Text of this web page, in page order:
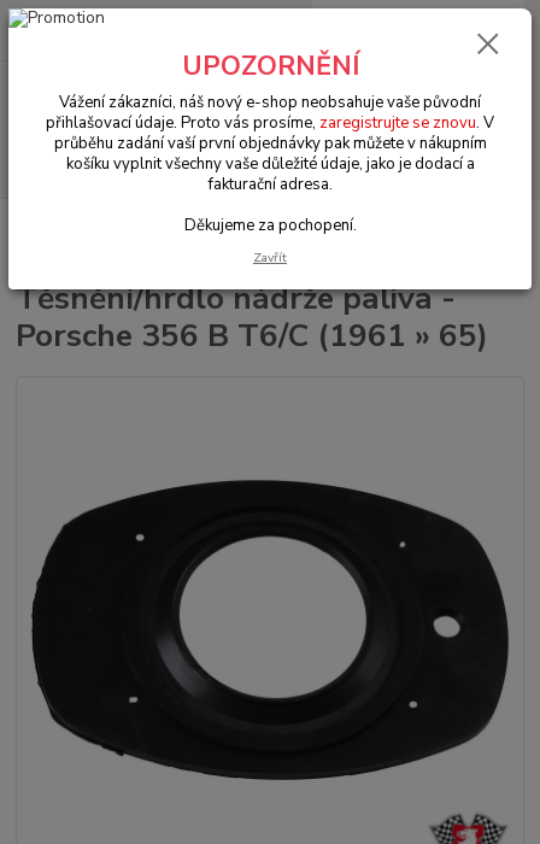
Menu
Hledat
+420 602 330 329
0 Kč
Porsche 356/911/912 Nádrže paliva ((Fuel tank)
Těsnění/hrdlo nádrže paliva -
Porsche 356 B T6/C (1961 » 65)
UPOZORNĚNÍ
Vážení zákazníci, náš nový e-shop neobsahuje vaše původní
přihlašovací údaje. Proto vás prosíme, zaregistrujte se znovu. V
průběhu zadání vaší první objednávky pak můžete v nákupním
košíku vyplnit všechny vaše důležité údaje, jako je dodací a
fakturační adresa.
Děkujeme za pochopení.
Zavřít